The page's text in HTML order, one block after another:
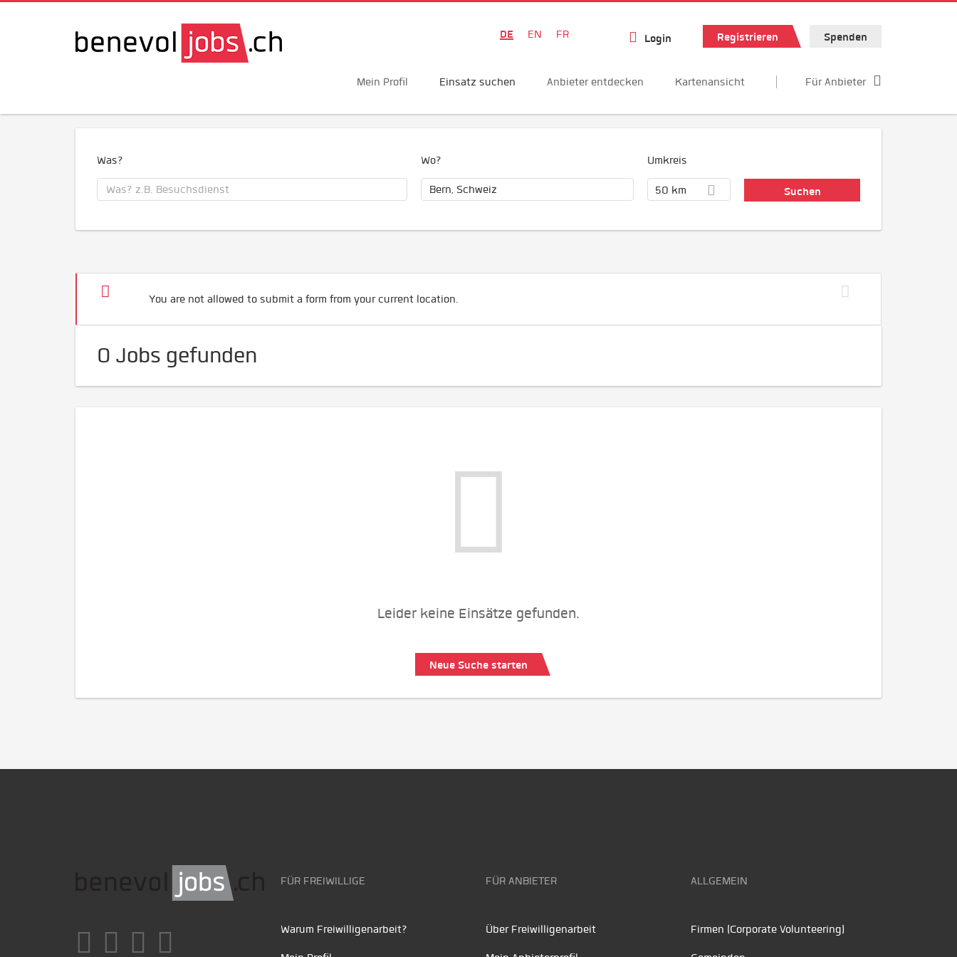
DE EN FR Login Registrieren Spenden
Mein Profil Einsatz suchen Anbieter entdecken Kartenansicht Für Anbieter
Was? Wo? Umkreis
50 km
You are not allowed to submit a form from your current location.
0 Jobs gefunden
Leider keine Einsätze gefunden.
Neue Suche starten
FÜR FREIWILLIGE
Warum Freiwilligenarbeit?
FÜR ANBIETER
Über Freiwilligenarbeit
ALLGEMEIN
Firmen (Corporate Volunteering)